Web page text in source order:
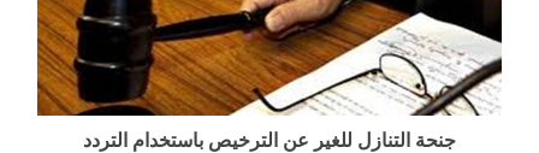
جنحة التنازل للغير عن الترخيص باستخدام التردد